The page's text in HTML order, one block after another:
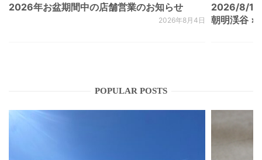
2026年お盆期間中の店舗営業のお知らせ
2026年8月4日
2026/8/
朝明渓谷 ×
POPULAR POSTS